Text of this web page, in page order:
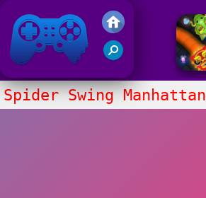
Juegos Friv 2020
Spider Swing Manhattan